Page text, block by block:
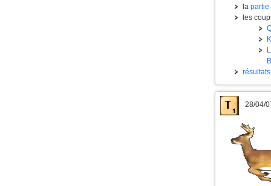
la partie
les
28/04/